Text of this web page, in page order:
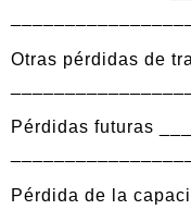
Otras pérdidas de
Pérdidas futuras
Pérdida de la